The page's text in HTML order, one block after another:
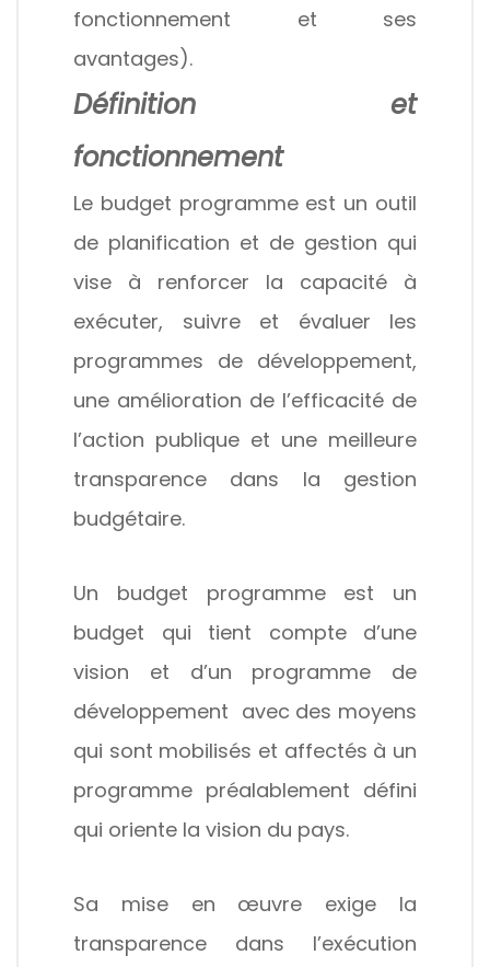
fonctionnement et ses
avantages).
Définition et
fonctionnement
Le budget programme est un outil
de planification et de gestion qui
vise à renforcer la capacité à
exécuter, suivre et évaluer les
programmes de développement,
une amélioration de l’efficacité de
l’action publique et une meilleure
transparence dans la gestion
budgétaire.
Un budget programme est un
budget qui tient compte d’une
vision et d’un programme de
développement avec des moyens
qui sont mobilisés et affectés à un
programme préalablement défini
qui oriente la vision du pays.
Sa mise en œuvre exige la
transparence dans l’exécution